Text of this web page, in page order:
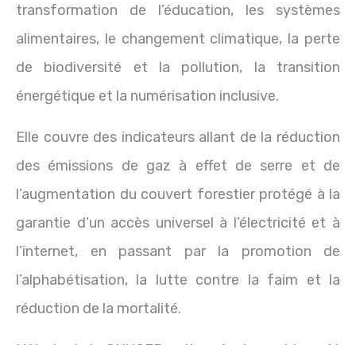
transformation de l’éducation, les systèmes
alimentaires, le changement climatique, la perte
de biodiversité et la pollution, la transition
énergétique et la numérisation inclusive.
Elle couvre des indicateurs allant de la réduction
des émissions de gaz à effet de serre et de
l’augmentation du couvert forestier protégé à la
garantie d’un accès universel à l’électricité et à
l’internet, en passant par la promotion de
l’alphabétisation, la lutte contre la faim et la
réduction de la mortalité.